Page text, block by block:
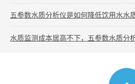
五参数水质分析仪是如何降低饮用水水
水质监测成本居高不下，五参数水质分